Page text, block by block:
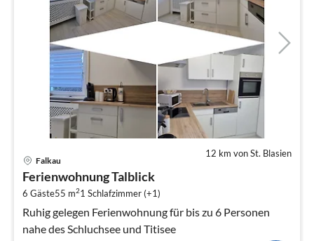
12 km von St. Blasien
Falkau
Ferienwohnung Talblick
6 Gäste55 m21 Schlafzimmer (+1)
Ruhig gelegen Ferienwohnung für bis zu 6 Personen
nahe des Schluchsee und Titisee